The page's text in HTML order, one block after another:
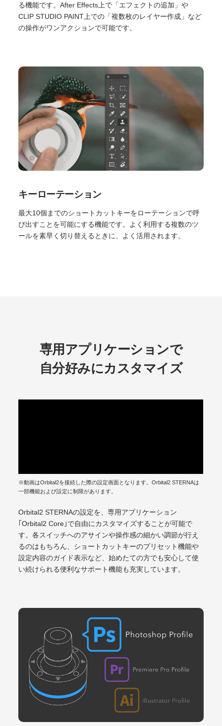
る機能です。After Effects上で「エフェクトの追加」や
CLIP STUDIO PAINT上での「複数枚のレイヤー作成」など
の操作がワンアクションで可能です。
キーローテーション
最大10個までのショートカットキーをローテーションで呼
び出すことを可能にする機能です。よく利用する複数のツ
ールを素早く切り替えるときに、よく活用されます。
専用アプリケーションで
自分好みにカスタマイズ
※動画はOrbital2を接続した際の設定画面となります。Orbital2 STERNAは
一部機能および設定に制限があります。
Orbital2 STERNAの設定を、専用アプリケーション
｢Orbital2 Core｣で自由にカスタマイズすることが可能で
す。各スイッチへのアサインや操作感の細かい調節が行え
るのはもちろん、ショートカットキーのプリセット機能や
設定内容のガイド表示など、始めたての方でも安心して使
い続けられる便利なサポート機能も充実しています。